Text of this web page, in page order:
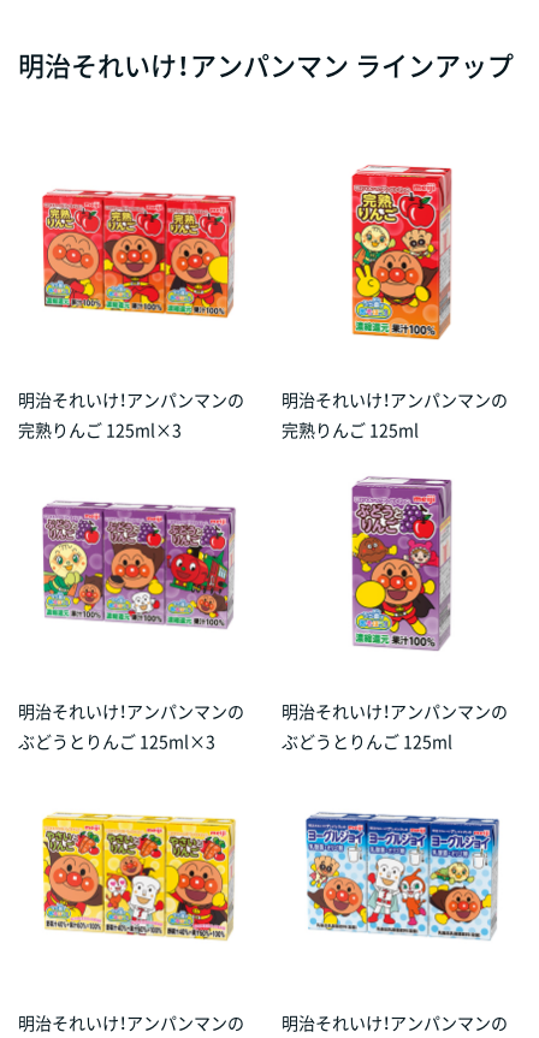
明治それいけ！アンパンマン ラインアップ
明治それいけ！アンパンマンの
完熟りんご 125ml×3
明治それいけ！アンパンマンの
完熟りんご 125ml
明治それいけ！アンパンマンの
ぶどうとりんご 125ml×3
明治それいけ！アンパンマンの
ぶどうとりんご 125ml
明治それいけ！アンパンマンの
明治それいけ！アンパンマンの